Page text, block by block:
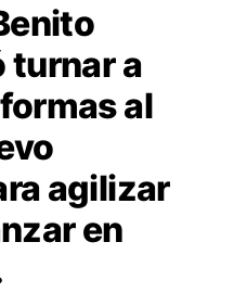
turnar a
al
agilizar
en